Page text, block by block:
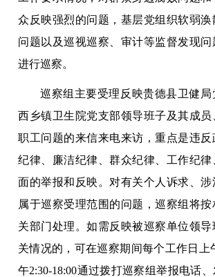
众反映强烈的问题，基层党组织软弱
问题以及巡视巡察、审计等监督发现
进行巡察。
巡察组主要受理反映贵德县卫健
西乡镇卫生院党支部领导班子及其成
职工问题的来信来电来访，重点是违
纪律、廉洁纪律、群众纪律、工作纪
面的举报和反映。对有关个人诉求、
属于巡察受理范围的问题，巡察组将
关部门处理。如需反映被巡察单位领
关情况的，可在巡察期间每个工作日上
午2:30-18:00通过拨打巡察组举报电话